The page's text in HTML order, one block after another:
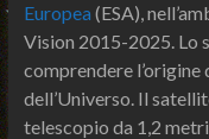
Europea (ESA),
Vision 2015-2025. Lo
comprendere l’origine
dell’Universo. Il
telescopio da 1,2